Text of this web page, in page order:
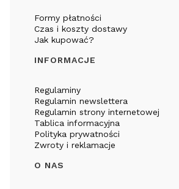
Formy płatności
Czas i koszty dostawy
Jak kupować?
INFORMACJE
Regulaminy
Regulamin newslettera
Regulamin strony internetowej
Tablica informacyjna
Polityka prywatności
Zwroty i reklamacje
O NAS